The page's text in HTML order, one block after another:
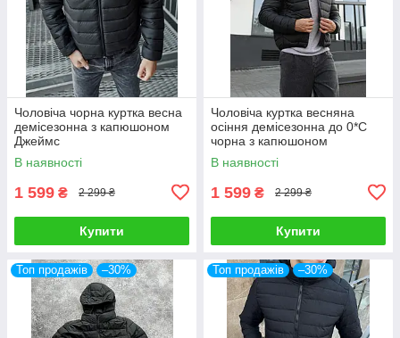
Чоловіча чорна куртка весна
демісезонна з капюшоном
Джеймс
В наявності
1 599 ₴ 2 299 ₴
Купити
Чоловіча куртка весняна
осіння демісезонна до 0*C
чорна з капюшоном
водонепроникна
В наявності
1 599 ₴ 2 299 ₴
Купити
Топ продажів –30% Топ продажів –30%